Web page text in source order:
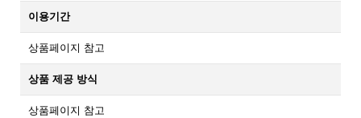
이용기간
상품페이지 참고
상품 제공 방식
상품페이지 참고